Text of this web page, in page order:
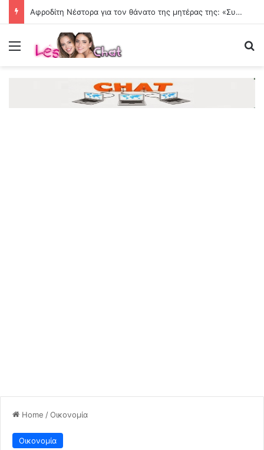
Αφροδίτη Νέστορα για τον θάνατο της μητέρας της: «Συγγνώμη που δεν κατάφερα να σε προστατεύσω»
Menu
Home /Οικονομία
Οικονομία